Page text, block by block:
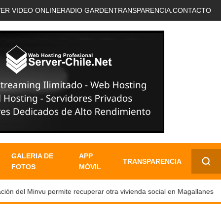
VIDEO ONLINERADIO GARDENTRANSPARENCIA. CONTACTO
GALERIA DE
FOTOS
APP
MÓVIL
TRANSPARENCIA
✕
del Minvu permite recuperar otra vivienda social en Magallanes